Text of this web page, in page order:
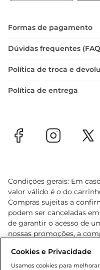
Com um design
de forma segura e
Formas de pagamento
Dúvidas frequentes
Política de troca e
Política de entrega
Condições gerais: Em
valor válido é o do
Compras sujeitas a
podem ser canceladas
de garantir o acesso de
nossas promoções, a
cliente. Os preços,
o e-commerce e válidos
Cookies e Privacidade
Usamos cookies para